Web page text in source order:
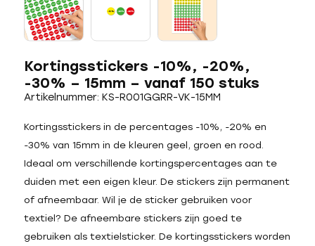
Kortingsstickers -10%, -20%,
-30% – 15mm – vanaf 150 stuks
Artikelnummer: KS-R001GGRR-VK-15MM
Kortingsstickers in de percentages -10%, -20% en
-30% van 15mm in de kleuren geel, groen en rood.
Ideaal om verschillende kortingspercentages aan te
duiden met een eigen kleur. De stickers zijn permanent
of afneembaar. Wil je de sticker gebruiken voor
textiel? De afneembare stickers zijn goed te
gebruiken als textielsticker. De kortingsstickers worden